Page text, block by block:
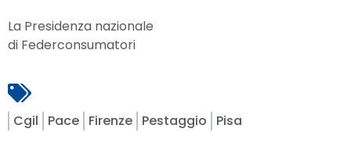
La Presidenza nazionale
di Federconsumatori
Cgil Pace Firenze Pestaggio Pisa